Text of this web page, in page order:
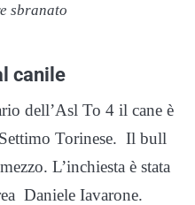
sbranato
canile
dell’Asl To 4 il cane è
Torinese. Il bull
L’inchiesta è stata
Daniele Iavarone.